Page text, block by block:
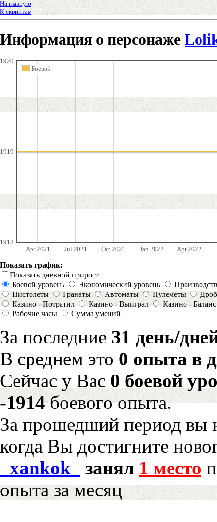
На главную
К скриптам
Информация о персонаже
Apr 2021 Jul 2021 Oct 2021 Jan 2022 Apr 2022
1918
1919
1920
Боевой
Показать график:
Показать дневной прирост
Боевой уровень
Экономический уровень
Пистолеты
Гранаты Автоматы Пулеметы
Казино - Потратил
Казино - Выиграл
Казино - Баланс
Рабочие часы
Сумма умений
За последние 31 день/
В среднем это 0 опыта в
Сейчас у Вас 0 боевой
-1914боевого опыта.
За прошедший период вы
когда Вы достигните
_xankok_
занял 1 место
опыта за месяц